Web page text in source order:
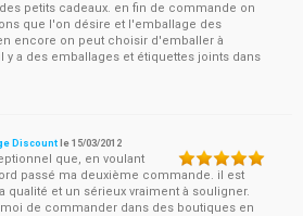
petits cadeaux. en fin de commande on
que l'on désire et l'emballage des
encore on peut choisir d'emballer à
a des emballages et étiquettes joints dans
Discount le15/03/2012
que, en voulant
passé ma deuxième commande. il est
qualité et un sérieux vraiment à souligner.
de commander dans des boutiques en